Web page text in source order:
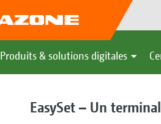
Produits & solutions digitales
EasySet – Un